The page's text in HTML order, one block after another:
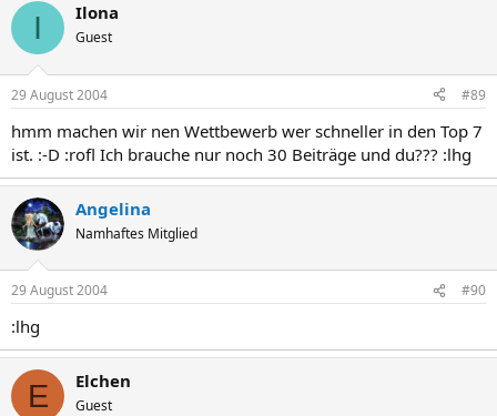
I Ilona
Guest
29 August 2004 #89
hmm machen wir nen Wettbewerb wer schneller in den Top 7
ist. :-D :rofl Ich brauche nur noch 30 Beiträge und du??? :lhg
Angelina
Namhaftes Mitglied
29 August 2004 #90
:lhg
E Elchen
Guest